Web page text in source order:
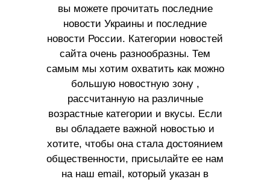
вы можете прочитать последние
новости Украины и последние
новости России. Категории новостей
сайта очень разнообразны. Тем
самым мы хотим охватить как можно
большую новостную зону ,
рассчитанную на различные
возрастные категории и вкусы. Если
вы обладаете важной новостью и
хотите, чтобы она стала достоянием
общественности, присылайте ее нам
на наш email, который указан в